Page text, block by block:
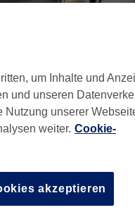
um Inhalte und
und unseren
unserer
weiter. Cookie-
akzeptieren